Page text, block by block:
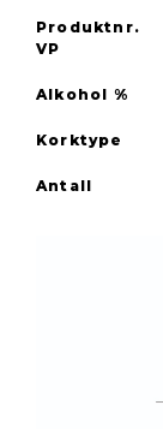
Produktnr.
VP
Alkohol %
Korktype
Antall